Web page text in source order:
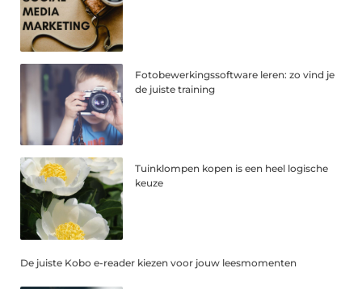
Fotobewerkingssoftware leren: zo vind je
de juiste training
Tuinklompen kopen is een heel logische
keuze
De juiste Kobo e-reader kiezen voor jouw leesmomenten